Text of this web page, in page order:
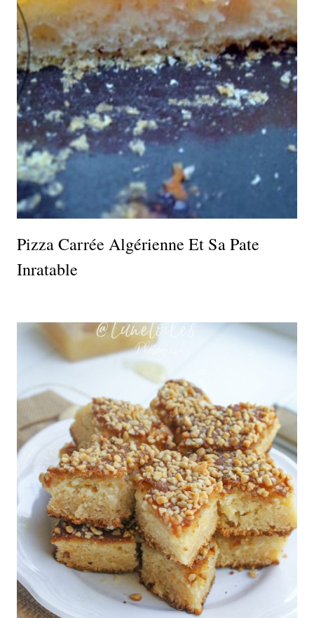
Pizza Carrée Algérienne Et Sa Pate
Inratable